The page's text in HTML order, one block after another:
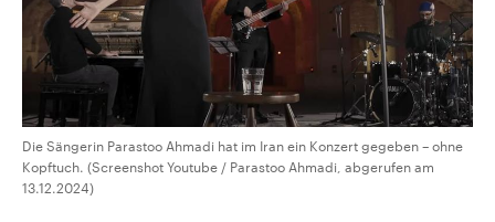
Die Sängerin Parastoo Ahmadi hat im Iran ein Konzert gegeben – ohne
Kopftuch. (Screenshot Youtube / Parastoo Ahmadi, abgerufen am
13.12.2024)